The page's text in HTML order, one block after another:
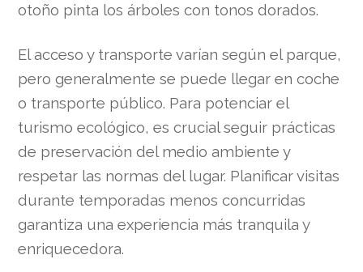
otoño pinta los árboles con tonos dorados.
El acceso y transporte varían según el parque,
pero generalmente se puede llegar en coche
o transporte público. Para potenciar el
turismo ecológico, es crucial seguir prácticas
de preservación del medio ambiente y
respetar las normas del lugar. Planificar visitas
durante temporadas menos concurridas
garantiza una experiencia más tranquila y
enriquecedora.